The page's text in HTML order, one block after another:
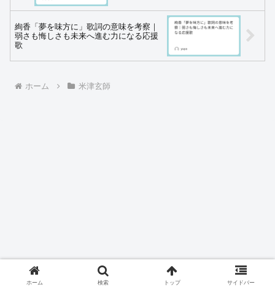
絢香「夢を味方に」歌詞の意味を考察｜
弱さも悔しさも未来へ進む力になる応援
歌
ホーム 米津玄師
ホーム 検索 トップ サイドバー